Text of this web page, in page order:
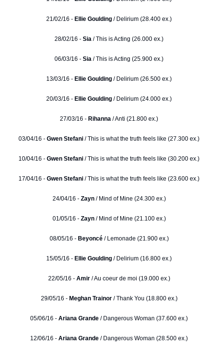
21/02/16 - Ellie Goulding / Delirium (28.400 ex.)
28/02/16 - Sia / This is Acting (26.000 ex.)
06/03/16 - Sia / This is Acting (25.900 ex.)
13/03/16 - Ellie Goulding / Delirium (26.500 ex.)
20/03/16 - Ellie Goulding / Delirium (24.000 ex.)
27/03/16 - Rihanna / Anti (21.800 ex.)
03/04/16 - Gwen Stefani / This is what the truth feels like (27.300 ex.)
10/04/16 - Gwen Stefani / This is what the truth feels like (30.200 ex.)
17/04/16 - Gwen Stefani / This is what the truth feels like (23.600 ex.)
24/04/16 - Zayn / Mind of Mine (24.300 ex.)
01/05/16 - Zayn / Mind of Mine (21.100 ex.)
08/05/16 - Beyoncé / Lemonade (21.900 ex.)
15/05/16 - Ellie Goulding / Delirium (16.800 ex.)
22/05/16 - Amir / Au coeur de moi (19.000 ex.)
29/05/16 - Meghan Trainor/ Thank You (18.800 ex.)
05/06/16 - Ariana Grande / Dangerous Woman (37.600 ex.)
12/06/16 - Ariana Grande / Dangerous Woman (28.500 ex.)